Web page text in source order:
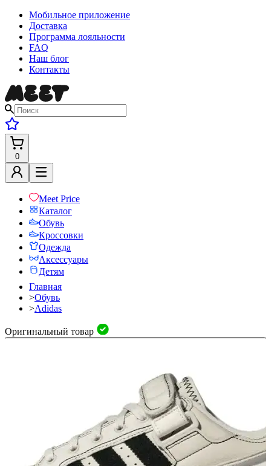
Мобильное приложение
Доставка
Программа лояльности
FAQ
Наш блог
Контакты
0
Meet Price
Каталог
Обувь
Кроссовки
Одежда
Аксессуары
Детям
Главная
>Обувь
>Adidas
Оригинальный товар